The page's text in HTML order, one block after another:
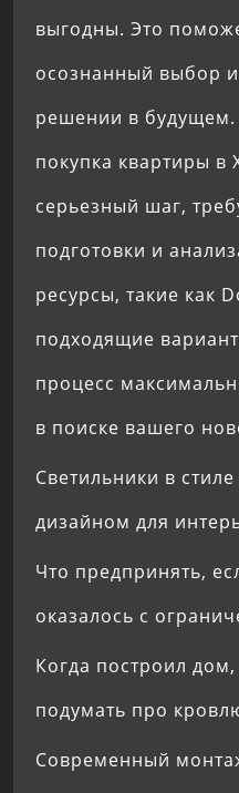
выгодны. Это
осознанный выбор
решении в будущем.
покупка квартиры в
серьезный шаг,
подготовки и
ресурсы, такие как
подходящие
процесс
в поиске вашего
Светильники в
дизайном для
Что предпринять,
оказалось с
Когда построил
подумать про
Современный